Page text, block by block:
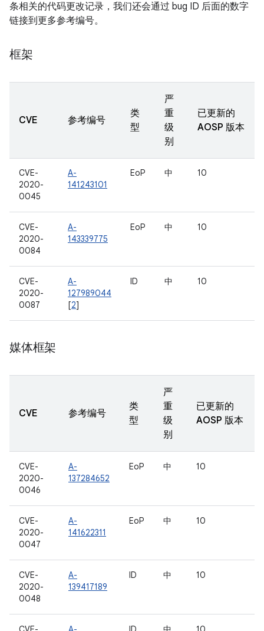
条相关的代码更改记录，我们还会通过 bug ID 后面的数字
链接到更多参考编号。
框架
CVE 参考编号
类
型
严
重
级
别
已更新的
AOSP 版本
CVE-
2020-
0045
A-
141243101
EoP 中 10
CVE-
2020-
0084
A-
143339775
EoP 中 10
CVE-
2020-
0087
A-
127989044
[2]
ID 中 10
媒体框架
CVE 参考编号
类
型
严
重
级
别
已更新的
AOSP 版本
CVE-
2020-
0046
A-
137284652
EoP 中 10
CVE-
2020-
0047
A-
141622311
EoP 中 10
CVE-
2020-
0048
A-
139417189
ID 中 10